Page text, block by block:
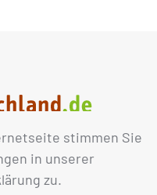
stimmen Sie
in unserer
zu.
IMPRESSUM DATENSCHUTZ